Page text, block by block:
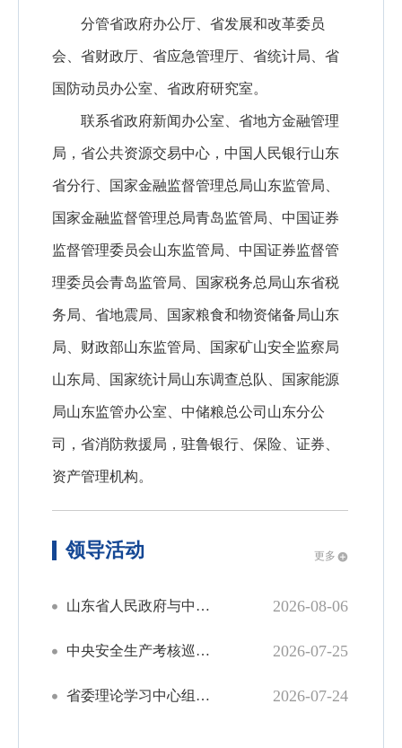
分管省政府办公厅、省发展和改革委员
会、省财政厅、省应急管理厅、省统计局、省
国防动员办公室、省政府研究室。
联系省政府新闻办公室、省地方金融管理
局，省公共资源交易中心，中国人民银行山东
省分行、国家金融监督管理总局山东监管局、
国家金融监督管理总局青岛监管局、中国证券
监督管理委员会山东监管局、中国证券监督管
理委员会青岛监管局、国家税务总局山东省税
务局、省地震局、国家粮食和物资储备局山东
局、财政部山东监管局、国家矿山安全监察局
山东局、国家统计局山东调查总队、国家能源
局山东监管办公室、中储粮总公司山东分公
司，省消防救援局，驻鲁银行、保险、证券、
资产管理机构。
领导活动 更多
山东省人民政府与中国广核集团有限公司签署战略合作协议 2026-08-06
中央安全生产考核巡查组第十六组向山东省反馈明查暗访情况 2026-07-25
省委理论学习中心组进行集体学习 2026-07-24